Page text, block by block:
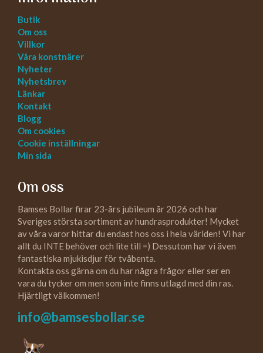
Butik
Om oss
Villkor
Våra konstnärer
Nyheter
Nyhetsbrev
Länkar
Kontakt
Blogg
Om cookies
Cookie inställningar
Min sida
Om oss
Bamses Bollar firar 23-års jubileum år 2026 och har
Sveriges största sortiment av hundrasprodukter! Mycket
av våra varor hittar du endast hos oss i hela världen! Vi har
allt du INTE behöver och lite till =) Dessutom har vi även
fantastiska mjukisdjur för tvåbenta.
Kontakta oss gärna om du har några frågor eller ser en
vara du tycker om men som inte finns utlagd med din ras.
Hjärtligt välkommen!
info@bamsesbollar.se